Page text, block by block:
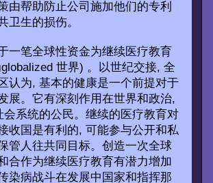
由帮助防止公司施加他们的专利
卫生的损伤。
一笔全球性资金为继续医疗教育
世界) 。以世纪交接, 全
认为, 基本的健康是一个前提对于
展。它有深刻作用在世界和政治,
会系统的公民。继续的医疗教育对
收国是有利的, 可能参与公开和私
管人往共同目标。创造一次全球
合作为继续医疗教育有潜力增加
染病战斗在发展中国家和指挥那